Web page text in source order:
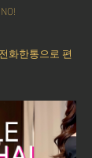
화한통으로 편